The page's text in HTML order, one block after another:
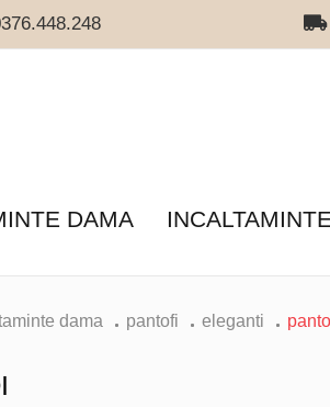
DAMA
dama pantofi eleganti